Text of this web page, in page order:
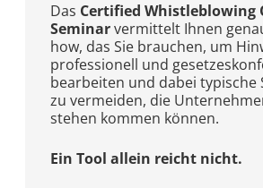
Das Certified Whistleblowing
Seminarvermittelt Ihnen
how, das Sie brauchen, um
professionell und
bearbeiten und dabei typische
zu vermeiden, die
stehen kommen können.
Ein Tool allein reicht nicht.